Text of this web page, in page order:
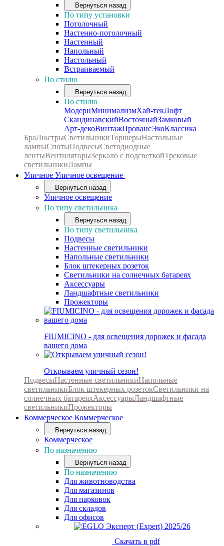
Вернуться назад
По типу установки
Потолочный
Настенно-потолочный
Настенный
Напольный
Настольный
Встраиваемый
По стилю
Вернуться назад
По стилю
МодернМинимализмХай-текЛофт
СкандинавскийВосточныйЗамковый
Арт-декоВинтажПровансЭкоКлассика
БраЛюстрыСветильникиТоршерыНастольные
лампыСпотыПодвесыСветодиодные
лентыВентиляторыЗеркало с подсветкойТрековые
светильникиЛампы
Уличное Уличное освещение
Вернуться назад
Уличное освещение
По типу светильника
Вернуться назад
По типу светильника
Подвесы
Настенные светильники
Напольные светильники
Блок штекерных розеток
Светильники на солнечных батареях
Аксессуары
Ландшафтные светильники
Прожекторы
FIUMICINO - для освещения дорожек и фасада
вашего дома
Открываем уличный сезон!
ПодвесыНастенные светильникиНапольные
светильникиБлок штекерных розетокСветильники на
солнечных батареяхАксессуарыЛандшафтные
светильникиПрожекторы
Коммерческое Коммерческое
Вернуться назад
Коммерческое
По назначению
Вернуться назад
По назначению
Для животноводства
Для магазинов
Для парковок
Для складов
Для офисов
Скачать в pdf